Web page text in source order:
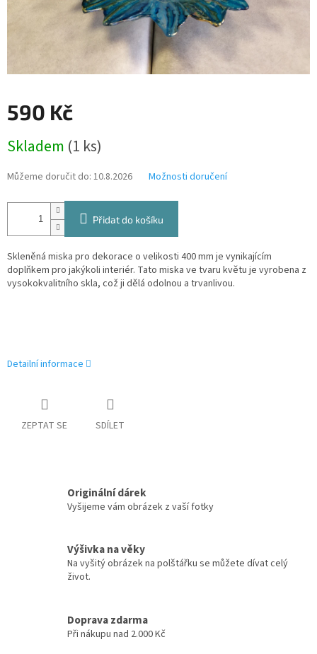
590 Kč
cena:
Skladem (1 ks)
Můžeme doručit do: 10.8.2026 Možnosti doručení
Přidat do košíku
Skleněná miska pro dekorace o velikosti 400 mm je vynikajícím
doplňkem pro jakýkoli interiér. Tato miska ve tvaru květu je vyrobena z
vysokokvalitního skla, což ji dělá odolnou a trvanlivou.
Detailní informace
ZEPTAT SE SDÍLET
Originální dárek
Vyšijeme vám obrázek z vaší fotky
Výšivka na věky
Na vyšitý obrázek na polštářku se můžete dívat celý
život.
Doprava zdarma
Při nákupu nad 2.000 Kč